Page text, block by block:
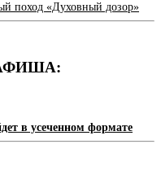
поход «Духовный дозор»
в усеченном формате